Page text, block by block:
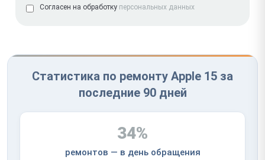
Согласен на обработку персональных данных
Статистика по ремонту Apple 15 за
последние 90 дней
34%
ремонтов — в день обращения